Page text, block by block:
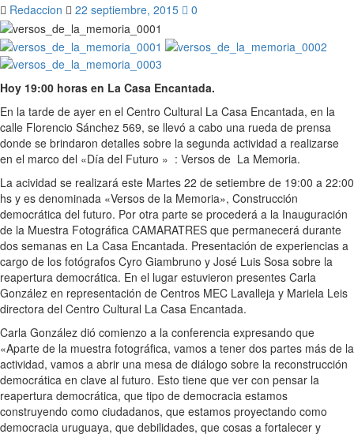
Redaccion 22 septiembre, 2015 0
Hoy 19:00 horas en La Casa Encantada.
En la tarde de ayer en el Centro Cultural La Casa Encantada, en la
calle Florencio Sánchez 569, se llevó a cabo una rueda de prensa
donde se brindaron detalles sobre la segunda actividad a realizarse
en el marco del «Día del Futuro » : Versos de La Memoria.
La acividad se realizará este Martes 22 de setiembre de 19:00 a 22:00
hs y es denominada «Versos de la Memoria», Construcción
democrática del futuro. Por otra parte se procederá a la Inauguración
de la Muestra Fotográfica CAMARATRES que permanecerá durante
dos semanas en La Casa Encantada. Presentación de experiencias a
cargo de los fotógrafos Cyro Giambruno y José Luis Sosa sobre la
reapertura democrática. En el lugar estuvieron presentes Carla
González en representación de Centros MEC Lavalleja y Mariela Leis
directora del Centro Cultural La Casa Encantada.
Carla González dió comienzo a la conferencia expresando que
«Aparte de la muestra fotográfica, vamos a tener dos partes más de la
actividad, vamos a abrir una mesa de diálogo sobre la reconstrucción
democrática en clave al futuro. Esto tiene que ver con pensar la
reapertura democrática, que tipo de democracia estamos
construyendo como ciudadanos, que estamos proyectando como
democracia uruguaya, que debilidades, que cosas a fortalecer y